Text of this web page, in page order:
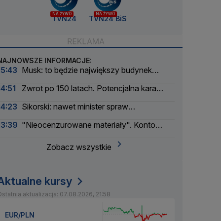
NA ŻYWO
TVN24
NA ŻYWO
TVN24 BiS
INFORMACJE:
Musk: to będzie największy budynek
Zwrot po 150 latach. Potencjalna kara
Sikorski: nawet minister spraw
"Nieocenzurowane materiały". Konto
Zobacz wszystkie
kursy
aktualizacja: 07.08.2026, 21:58
EUR/PLN